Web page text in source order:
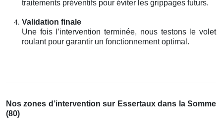
traitements préventifs pour éviter les grippages futurs.
Validation finale
Une fois l’intervention terminée, nous testons le volet
roulant pour garantir un fonctionnement optimal.
Nos zones d’intervention sur Essertaux dans la Somme
(80)